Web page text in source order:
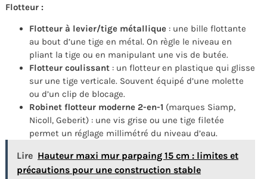
Flotteur :
Flotteur à levier/tige métallique : une bille flottante
au bout d’une tige en métal. On règle le niveau en
pliant la tige ou en manipulant une vis de butée.
Flotteur coulissant : un flotteur en plastique qui glisse
sur une tige verticale. Souvent équipé d’une molette
ou d’un clip de blocage.
Robinet flotteur moderne 2-en-1 (marques Siamp,
Nicoll, Geberit) : une vis grise ou une tige filetée
permet un réglage millimétré du niveau d’eau.
Lire Hauteur maxi mur parpaing 15 cm : limites et
précautions pour une construction stable